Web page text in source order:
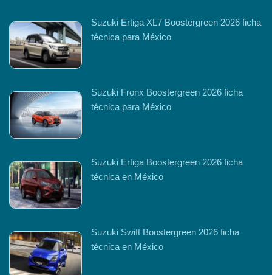
Suzuki Ertiga XL7 Boostergreen 2026 ficha
técnica para México
Suzuki Fronx Boostergreen 2026 ficha
técnica para México
Suzuki Ertiga Boostergreen 2026 ficha
técnica en México
Suzuki Swift Boostergreen 2026 ficha
técnica en México